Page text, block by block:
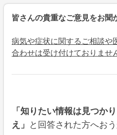
皆さんの貴重なご意見をお聞
病気や症状に関するご相談や
合わせは受け付けておりませ
「知りたい情報は見つか
え」 と回答された方へおう